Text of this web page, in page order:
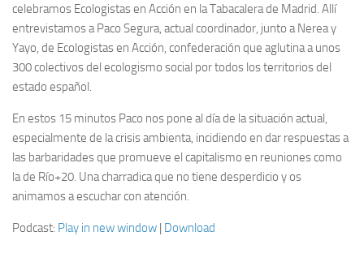
celebramos Ecologistas en Acción en la Tabacalera de Madrid. Allí
entrevistamos a Paco Segura, actual coordinador, junto a Nerea y
Yayo, de Ecologistas en Acción, confederación que aglutina a unos
300 colectivos del ecologismo social por todos los territorios del
estado español.
En estos 15 minutos Paco nos pone al día de la situación actual,
especialmente de la crisis ambienta, incidiendo en dar respuestas a
las barbaridades que promueve el capitalismo en reuniones como
la de Río+20. Una charradica que no tiene desperdicio y os
animamos a escuchar con atención.
Podcast: Play in new window | Download